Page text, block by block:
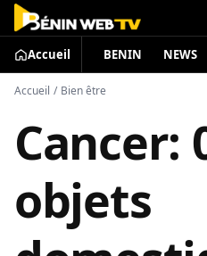
Accueil BENIN NEWS
Accueil / Bien être
Cancer:
objets